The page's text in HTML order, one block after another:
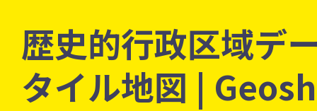
歴史的行政区域デ
タイル地図 |